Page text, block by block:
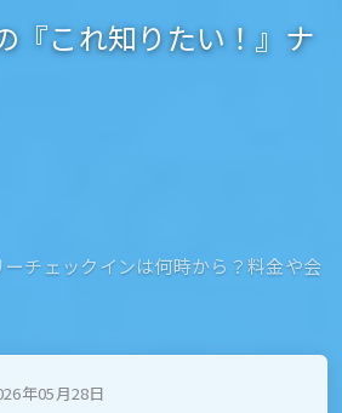
『これ知りたい！』ナ
ーチェックインは何時から？料金や会
年05月28日